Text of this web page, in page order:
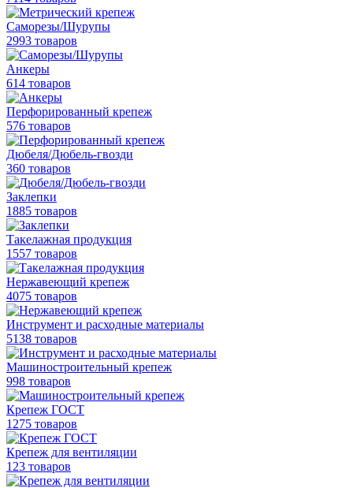
Саморезы/Шурупы
2993 товаров
Анкеры
614 товаров
Перфорированный крепеж
576 товаров
Дюбеля/Дюбель-гвозди
360 товаров
Заклепки
1885 товаров
Такелажная продукция
1557 товаров
Нержавеющий крепеж
4075 товаров
Инструмент и расходные материалы
5138 товаров
Машиностроительный крепеж
998 товаров
Крепеж ГОСТ
1275 товаров
Крепеж для вентиляции
123 товаров